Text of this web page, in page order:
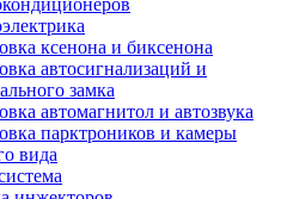
ксенона и биксенона
автосигнализаций и
замка
автомагнитол и автозвука
парктроников и камеры
вида